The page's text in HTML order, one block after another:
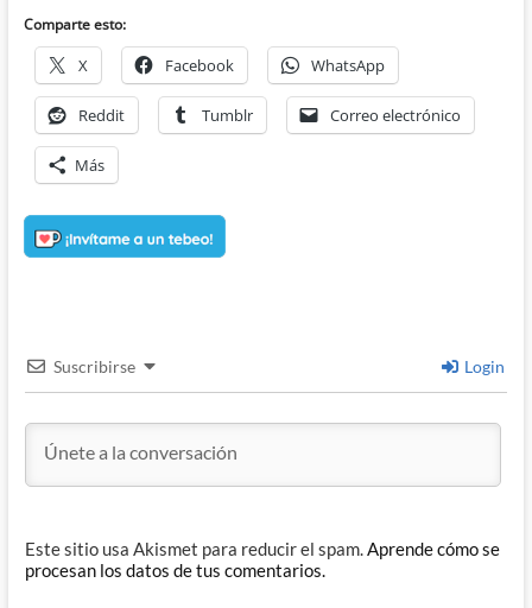
Comparte esto:
X Facebook WhatsApp
Reddit Tumblr Correo electrónico
Más
Suscribirse Login
Este sitio usa Akismet para reducir el spam.Aprende cómo se
procesan los datos de tus comentarios.